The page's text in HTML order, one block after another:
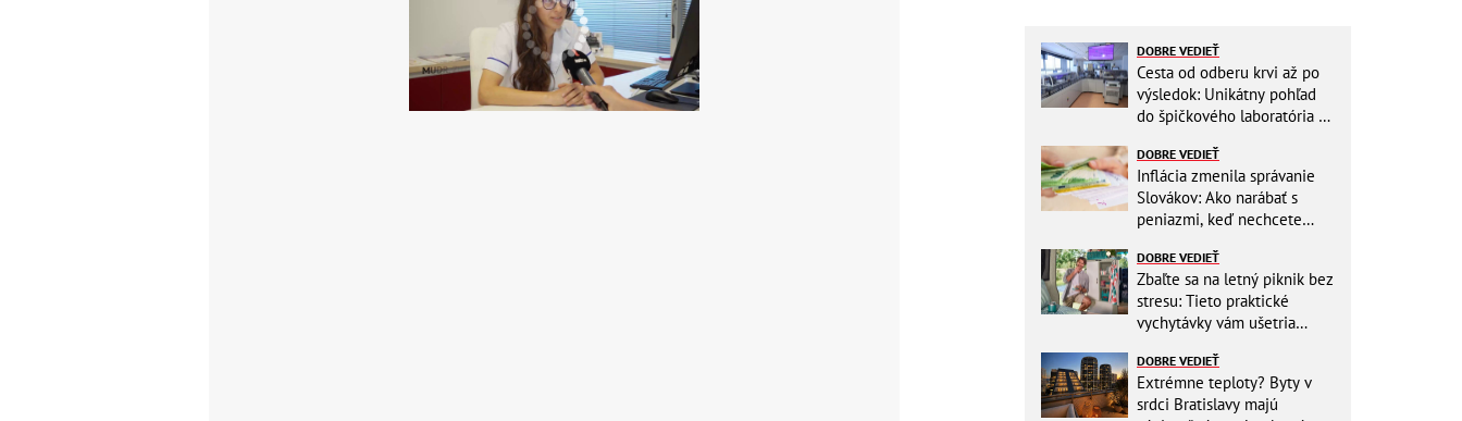
DOBRE VEDIEŤ
Cesta od odberu krvi až po
výsledok: Unikátny pohľad
do špičkového laboratória na
DOBRE VEDIEŤ
Inflácia zmenila správanie
Slovákov: Ako narábať s
peniazmi, keď nechcete
DOBRE VEDIEŤ
Zbaľte sa na letný piknik bez
stresu: Tieto praktické
vychytávky vám ušetria
DOBRE VEDIEŤ
Extrémne teploty? Byty v
srdci Bratislavy majú